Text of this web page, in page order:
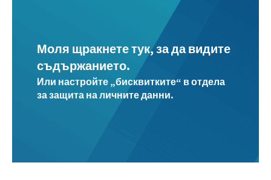
Моля щракнете тук, за да видите
съдържанието.
Или настройте „бисквитките“ в отдела
за защита на личните данни.